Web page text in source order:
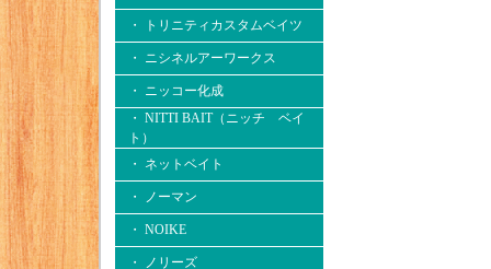
・ トリニティカスタムベイツ
・ ニシネルアーワークス
・ ニッコー化成
・ NITTI BAIT（ニッチ ベイ
ト）
・ ネットベイト
・ ノーマン
・ NOIKE
・ ノリーズ